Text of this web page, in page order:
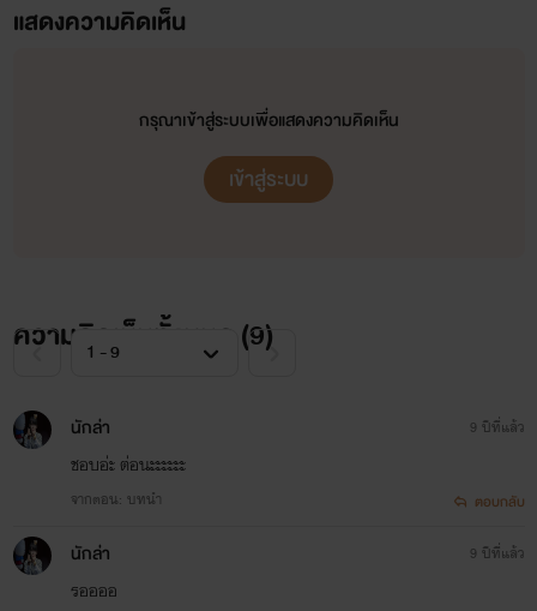
แสดงความคิดเห็น
กรุณาเข้าสู่ระบบเพื่อแสดงความคิดเห็น
เข้าสู่ระบบ
ความคิดเห็นทั้งหมด (9)
นักล่า
ชอบอ่ะ ต่อนะะะะะะ
จากตอน: บทนำ
9 ปีที่แล้ว
ตอบกลับ
นักล่า
รออออ
9 ปีที่แล้ว